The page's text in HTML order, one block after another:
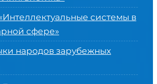
Интеллектуальные системы в
сфере»
народов зарубежных